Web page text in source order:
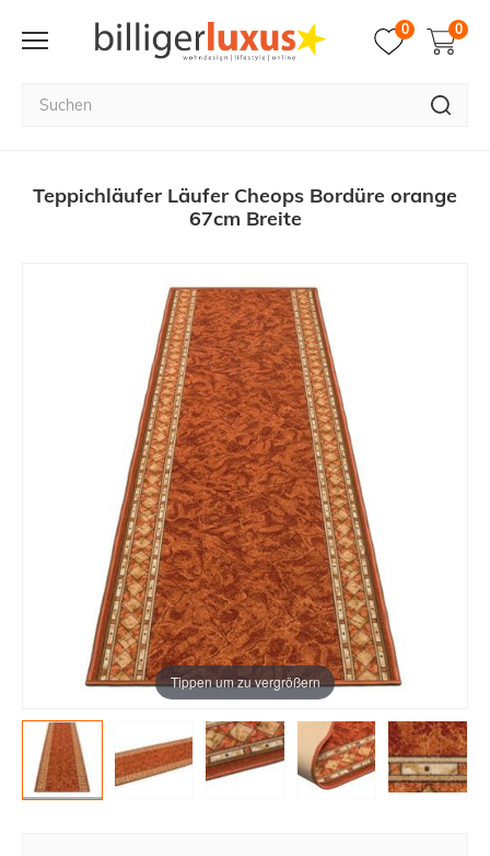
0 0
Teppichläufer Läufer Cheops Bordüre orange
67cm Breite
Tippen um zu vergrößern